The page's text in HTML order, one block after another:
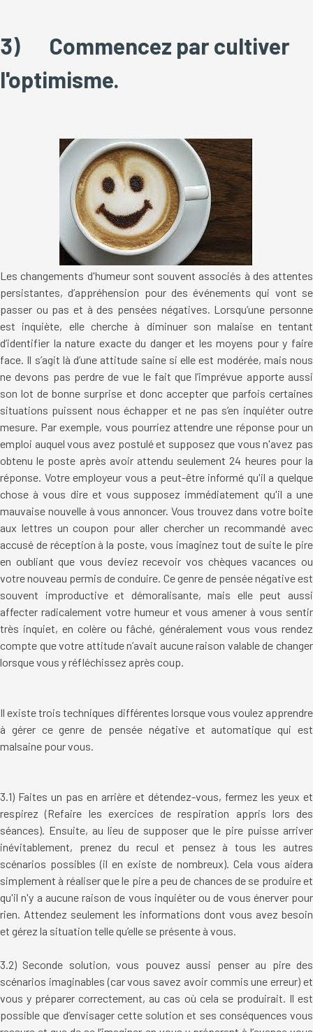
3) Commencez par cultiver
l'optimisme.
Les changements d'humeur sont souvent associés à des attentes
persistantes, d’appréhension pour des événements qui vont se
passer ou pas et à des pensées négatives. Lorsqu’une personne
est inquiète, elle cherche à diminuer son malaise en tentant
d’identifier la nature exacte du danger et les moyens pour y faire
face. Il s’agit là d’une attitude saine si elle est modérée, mais nous
ne devons pas perdre de vue le fait que l’imprévue apporte aussi
son lot de bonne surprise et donc accepter que parfois certaines
situations puissent nous échapper et ne pas s’en inquiéter outre
mesure. Par exemple, vous pourriez attendre une réponse pour un
emploi auquel vous avez postulé et supposez que vous n'avez pas
obtenu le poste après avoir attendu seulement 24 heures pour la
réponse. Votre employeur vous a peut-être informé qu'il a quelque
chose à vous dire et vous supposez immédiatement qu'il a une
mauvaise nouvelle à vous annoncer. Vous trouvez dans votre boite
aux lettres un coupon pour aller chercher un recommandé avec
accusé de réception à la poste, vous imaginez tout de suite le pire
en oubliant que vous deviez recevoir vos chèques vacances ou
votre nouveau permis de conduire. Ce genre de pensée négative est
souvent improductive et démoralisante, mais elle peut aussi
affecter radicalement votre humeur et vous amener à vous sentir
très inquiet, en colère ou fâché, généralement vous vous rendez
compte que votre attitude n’avait aucune raison valable de changer
lorsque vous y réfléchissez après coup.
Il existe trois techniques différentes lorsque vous voulez apprendre
à gérer ce genre de pensée négative et automatique qui est
malsaine pour vous.
3.1) Faites un pas en arrière et détendez-vous, fermez les yeux et
respirez (Refaire les exercices de respiration appris lors des
séances). Ensuite, au lieu de supposer que le pire puisse arriver
inévitablement, prenez du recul et pensez à tous les autres
scénarios possibles (il en existe de nombreux). Cela vous aidera
simplement à réaliser que le pire a peu de chances de se produire et
qu'il n'y a aucune raison de vous inquiéter ou de vous énerver pour
rien. Attendez seulement les informations dont vous avez besoin
et gérez la situation telle qu’elle se présente à vous.
3.2) Seconde solution, vous pouvez aussi penser au pire des
scénarios imaginables (car vous savez avoir commis une erreur) et
vous y préparer correctement, au cas où cela se produirait. Il est
possible que d’envisager cette solution et ses conséquences vous